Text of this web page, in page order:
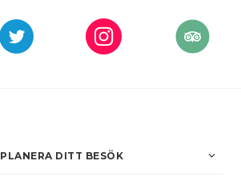
PLANERA DITT BESÖK